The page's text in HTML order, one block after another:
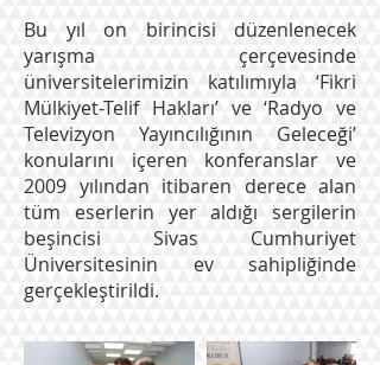
Bu yıl on birincisi düzenlenecek
yarışma çerçevesinde
üniversitelerimizin katılımıyla ‘Fikri
Mülkiyet-Telif Hakları’ ve ‘Radyo ve
Televizyon Yayıncılığının Geleceği’
konularını içeren konferanslar ve
2009 yılından itibaren derece alan
tüm eserlerin yer aldığı sergilerin
beşincisi Sivas Cumhuriyet
Üniversitesinin ev sahipliğinde
gerçekleştirildi.